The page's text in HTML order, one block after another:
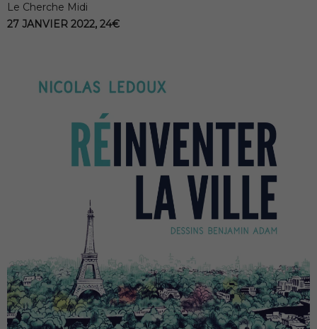
Le Cherche Midi
27 JANVIER 2022, 24€